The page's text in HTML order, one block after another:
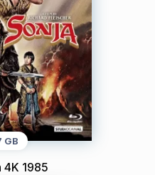
GB
4K 1985